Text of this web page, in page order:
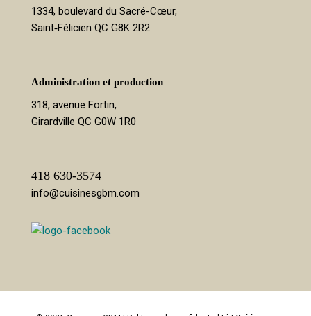
1334, boulevard du Sacré-Cœur,
Saint‑Félicien QC G8K 2R2
Administration et production
318, avenue Fortin,
Girardville QC G0W 1R0
418 630-3574
info@cuisinesgbm.com